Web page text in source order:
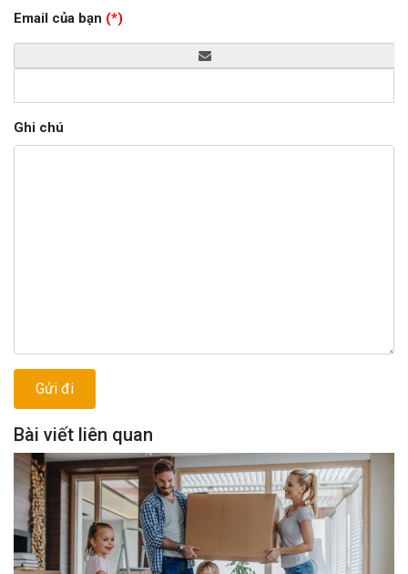
Email của bạn (*)
Ghi chú
Bài viết liên quan